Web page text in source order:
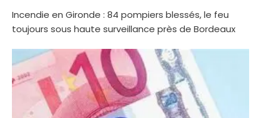
Incendie en Gironde : 84 pompiers blessés, le feu
toujours sous haute surveillance près de Bordeaux